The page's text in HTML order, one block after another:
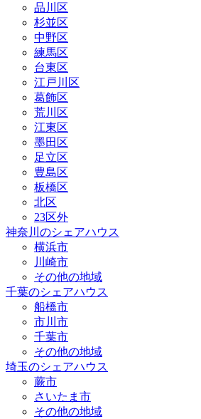
品川区
杉並区
中野区
練馬区
台東区
江戸川区
葛飾区
荒川区
江東区
墨田区
足立区
豊島区
板橋区
北区
23区外
神奈川のシェアハウス
横浜市
川崎市
その他の地域
千葉のシェアハウス
船橋市
市川市
千葉市
その他の地域
埼玉のシェアハウス
蕨市
さいたま市
その他の地域